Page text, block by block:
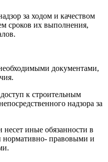
за ходом и качеством
сроков их выполнения,
документами,
к строительным
надзора за
иные обязанности в
нормативно- правовыми и